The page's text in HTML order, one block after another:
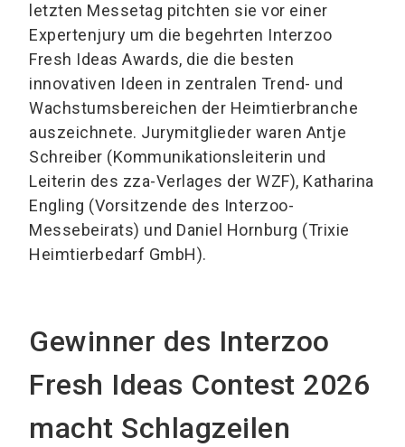
letzten Messetag pitchten sie vor einer
Expertenjury um die begehrten Interzoo
Fresh Ideas Awards, die die besten
innovativen Ideen in zentralen Trend- und
Wachstumsbereichen der Heimtierbranche
auszeichnete. Jurymitglieder waren Antje
Schreiber (Kommunikationsleiterin und
Leiterin des zza-Verlages der WZF), Katharina
Engling (Vorsitzende des Interzoo-
Messebeirats) und Daniel Hornburg (Trixie
Heimtierbedarf GmbH).
Gewinner des Interzoo
Fresh Ideas Contest 2026
macht Schlagzeilen